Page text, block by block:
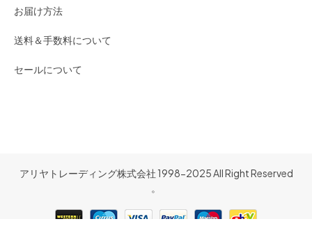
お届け方法
送料＆手数料について
セールについて
アリヤトレーディング株式会社 1998-2025 All Right Reserved
。